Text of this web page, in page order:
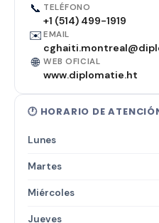
📞 TELÉFONO
+1 (514) 499-1919
✉️ EMAIL
🌐 WEB OFICIAL
www.diplomatie.ht
🕐 HORARIO DE
Lunes
Martes
Miércoles
Jueves